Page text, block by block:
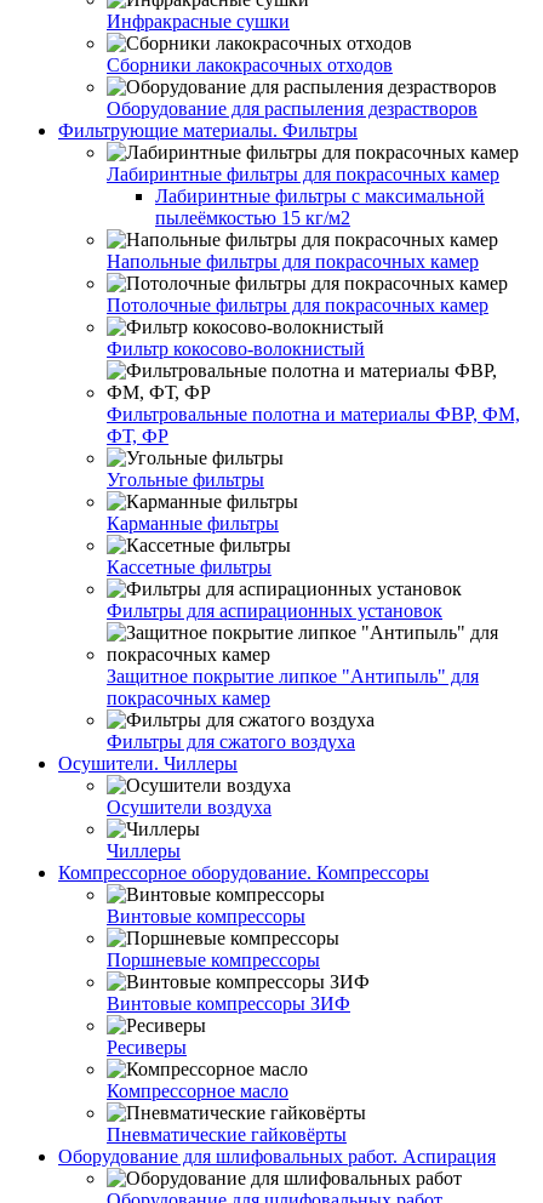
Инфракрасные сушки
Сборники лакокрасочных отходов
Оборудование для распыления дезрастворов
Фильтрующие материалы. Фильтры
Лабиринтные фильтры для покрасочных камер
Лабиринтные фильтры с максимальной
пылеёмкостью 15 кг/м2
Напольные фильтры для покрасочных камер
Потолочные фильтры для покрасочных камер
Фильтр кокосово-волокнистый
Фильтровальные полотна и материалы ФВР, ФМ,
ФТ, ФР
Угольные фильтры
Карманные фильтры
Кассетные фильтры
Фильтры для аспирационных установок
Защитное покрытие липкое "Антипыль" для
покрасочных камер
Фильтры для сжатого воздуха
Осушители. Чиллеры
Осушители воздуха
Чиллеры
Компрессорное оборудование. Компрессоры
Винтовые компрессоры
Поршневые компрессоры
Винтовые компрессоры ЗИФ
Ресиверы
Компрессорное масло
Пневматические гайковёрты
Оборудование для шлифовальных работ. Аспирация